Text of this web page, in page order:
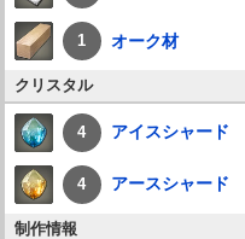
1 オーク材
クリスタル
4 アイスシャード
4 アースシャード
制作情報